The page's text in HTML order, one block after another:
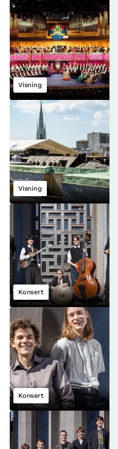
Visning
Visning
Konsert
Konsert